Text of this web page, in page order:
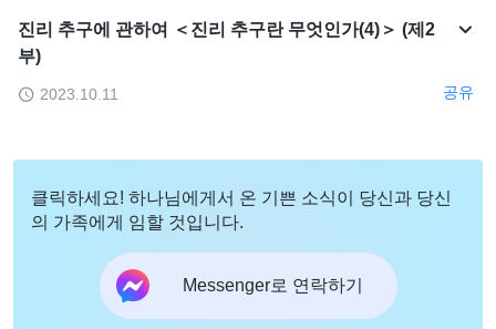
진리 추구에 관하여 ＜진리 추구란 무엇인가(4)＞ (제2
부)
2023.10.11 공유
클릭하세요! 하나님에게서 온 기쁜 소식이 당신과 당신
의 가족에게 임할 것입니다.
Messenger로 연락하기